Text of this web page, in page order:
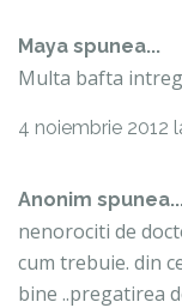
Maya spunea...
Multa bafta
4 noiembrie 2012
Anonim
nenorociti de
cum trebuie. din
bine ..pregatirea